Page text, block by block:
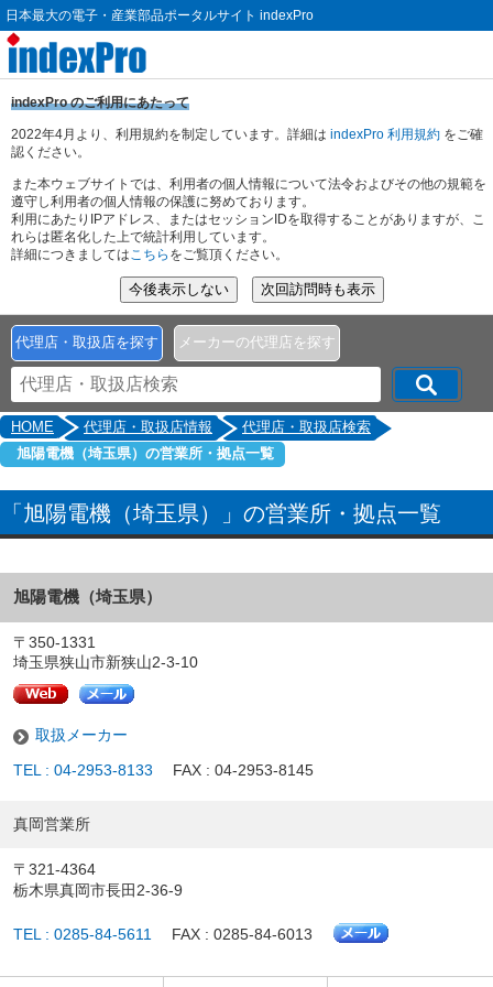
日本最大の電子・産業部品ポータルサイト indexPro
indexPro のご利用にあたって
2022年4月より、利用規約を制定しています。詳細は indexPro 利用規約 をご確
認ください。
また本ウェブサイトでは、利用者の個人情報について法令およびその他の規範を
遵守し利用者の個人情報の保護に努めております。
利用にあたりIPアドレス、またはセッションIDを取得することがありますが、こ
れらは匿名化した上で統計利用しています。
詳細につきましてはこちら をご覧頂ください。
代理店・取扱店を探す メーカーの代理店を探す
HOME 代理店・取扱店情報
代理店・取扱店検索
旭陽電機（埼玉県）の営業所・拠点一覧
「旭陽電機（埼玉県）」の営業所・拠点一覧
旭陽電機（埼玉県）
〒350-1331
埼玉県狭山市新狭山2-3-10
取扱メーカー
TEL : 04-2953-8133 FAX : 04-2953-8145
真岡営業所
〒321-4364
栃木県真岡市長田2-36-9
TEL : 0285-84-5611 FAX : 0285-84-6013